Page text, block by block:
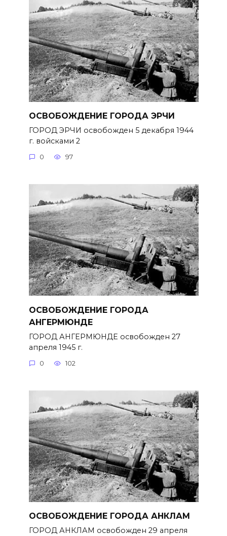
ОСВОБОЖДЕНИЕ ГОРОДА ЭРЧИ
ГОРОД ЭРЧИ освобожден 5 декабря 1944
г. войсками 2
0 97
ОСВОБОЖДЕНИЕ ГОРОДА
АНГЕРМЮНДЕ
ГОРОД АНГЕРМЮНДЕ освобожден 27
апреля 1945 г.
0 102
ОСВОБОЖДЕНИЕ ГОРОДА АНКЛАМ
ГОРОД АНКЛАМ освобожден 29 апреля